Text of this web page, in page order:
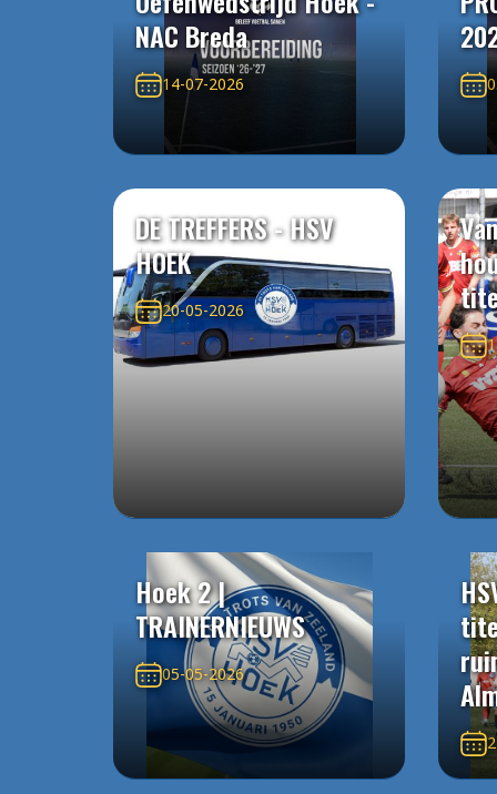
NAC Breda
14-07-2026
DE TREFFERS - HSV
HOEK
20-05-2026
Hoek 2 |
TRAINERNIEUWS
05-05-2026